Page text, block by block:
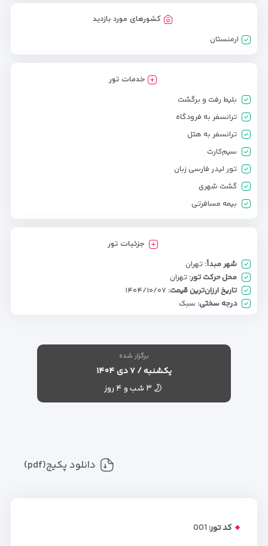
کشورهای مورد بازدید
ارمنستان
خدمات تور
بلیط رفت و برگشت
ترانسفر به فرودگاه
ترانسفر به هتل
سیم‌کارت
تور لیدر فارسی زبان
گشت شهری
بیمه مسافرتی
جزئیات تور
شهر مبدأ: تهران
محل حرکت تور: تهران
تاریخ ارزان‌ترین قیمت: ۱۴۰۴/۱۰/۰۷
درجه سختی: سبک
برگزار شده
یکشنبه / ۷ دی ۱۴۰۴
۳ شب و ۴ روز
دانلود پکیج(pdf)
کد تور:001